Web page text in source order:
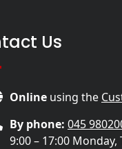
Us
Online using the
By phone: 045
9:00 – 17:00